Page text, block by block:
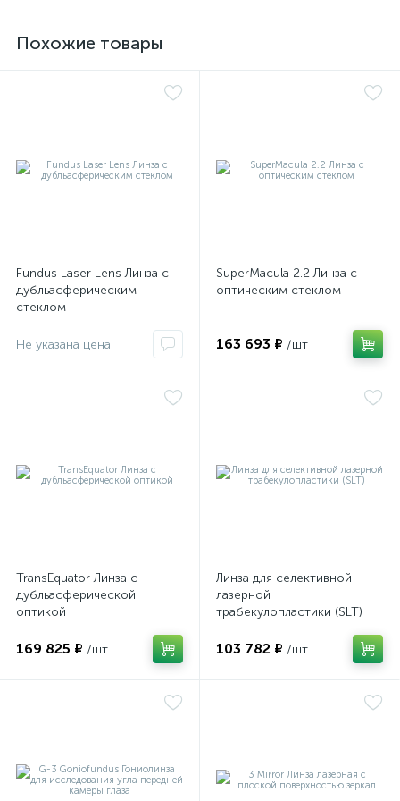
Похожие товары
Fundus Laser Lens Линза с
дубльасферическим
стеклом
Не указана цена
SuperMacula 2.2 Линза с
оптическим стеклом
163 693 ₽ /шт
TransEquator Линза с
дубльасферической
оптикой
169 825 ₽ /шт
Линза для селективной
лазерной
трабекулопластики (SLT)
103 782 ₽ /шт